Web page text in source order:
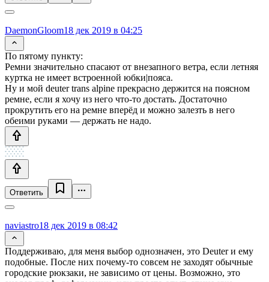
DaemonGloom18 дек 2019 в 04:25
По пятому пункту:
Ремни значительно спасают от внезапного ветра, если летняя
куртка не имеет встроенной юбки|пояса.
Ну и мой deuter trans alpine прекрасно держится на поясном
ремне, если я хочу из него что-то достать. Достаточно
прокрутить его на ремне вперёд и можно залезть в него
обеими руками — держать не надо.
Ответить
naviastro18 дек 2019 в 08:42
Поддерживаю, для меня выбор однозначен, это Deuter и ему
подобные. После них почему-то совсем не заходят обычные
городские рюкзаки, не зависимо от цены. Возможно, это